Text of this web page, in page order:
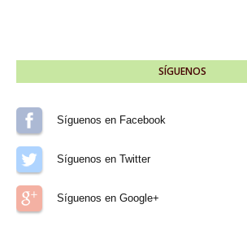
SÍGUENOS
Síguenos en Facebook
Síguenos en Twitter
Síguenos en Google+